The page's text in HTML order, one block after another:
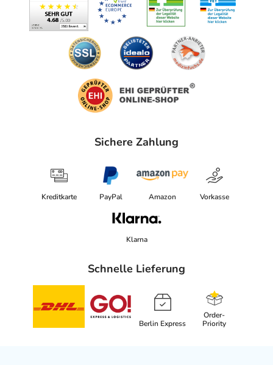
Sichere Zahlung
Kreditkarte PayPal Amazon Vorkasse
Klarna
Schnelle Lieferung
Berlin Express
Order-
Priority